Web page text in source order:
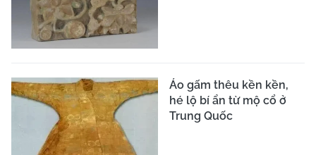
Áo gấm thêu kền kền,
hé lộ bí ẩn từ mộ cổ ở
Trung Quốc